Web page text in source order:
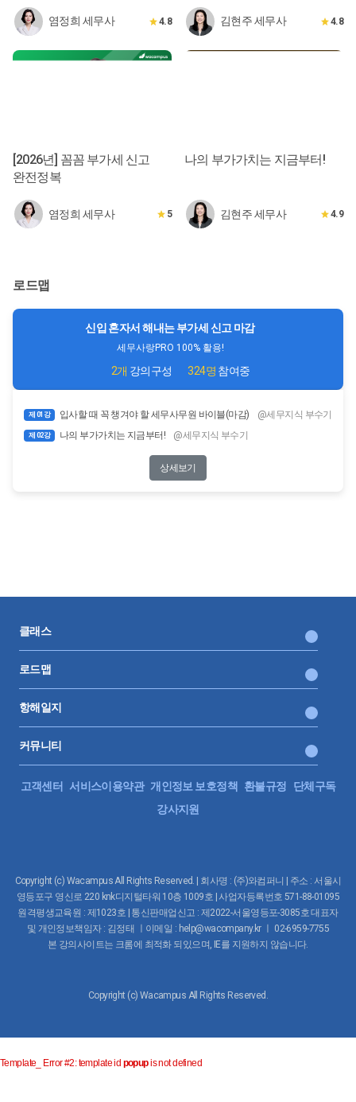
염정희 세무사 4.8 김현주 세무사 4.8
[2026년] 꼼꼼 부가세 신고
완전정복
염정희 세무사 5
나의 부가가치는 지금부터!
김현주 세무사 4.9
로드맵
신입 혼자서 해내는 부가세 신고 마감
세무사랑PRO 100% 활용!
2개 강의구성 324명 참여중
제 01강 입사할 때 꼭 챙겨야 할 세무사무원 바이블(마감) @세무지식 부수기
제 02강 나의 부가가치는 지금부터! @세무지식 부수기
상세보기
클래스
로드맵
항해일지
커뮤니티
고객센터 서비스이용약관 개인정보 보호정책 환불규정
단체구독
강사지원
Copyright (c) Wacampus All Rights Reserved. | 회사명 : (주)와컴퍼니 | 주소 : 서울시
영등포구 영신로 220 knk디지털타워 10층 1009호 | 사업자등록번호 571-88-01095
원격평생교육원 : 제1023호 | 통신판매업신고 : 제2022-서울영등포-3085호 대표자
및 개인정보책임자 : 김정태 ㅣ이메일 : help@wacompany.kr ㅣ 02-6959-7755
본 강의사이트는 크롬에 최적화 되있으며, IE를 지원하지 않습니다.
Copyright (c) Wacampus All Rights Reserved.
Template_ Error #2: template id popupis not defined